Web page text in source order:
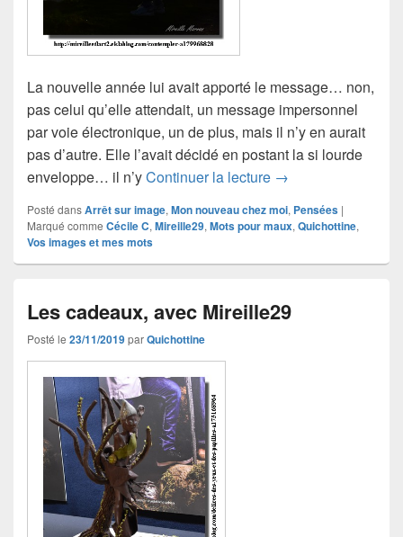
La nouvelle année lui avait apporté le message… non,
pas celui qu’elle attendait, un message impersonnel
par voie électronique, un de plus, mais il n’y en aurait
pas d’autre. Elle l’avait décidé en postant la si lourde
enveloppe… il n’yContinuer la lecture Bonne chance
→
Posté dansArrêt sur image, Mon nouveau chez moi, Pensées |
Marqué comme Cécile C, Mireille29, Mots pour maux, Quichottine,
Vos images et mes mots
Les cadeaux, avec Mireille29
Posté le 23/11/2019parQuichottine